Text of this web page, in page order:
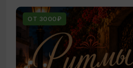
ОТ 3000₽